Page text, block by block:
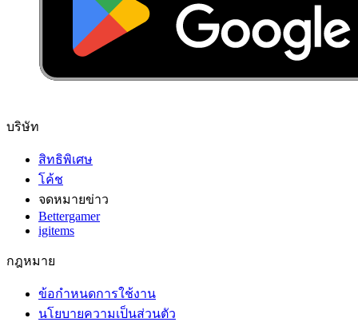
บริษัท
สิทธิพิเศษ
โค้ช
จดหมายข่าว
Bettergamer
igitems
กฎหมาย
ข้อกำหนดการใช้งาน
นโยบายความเป็นส่วนตัว